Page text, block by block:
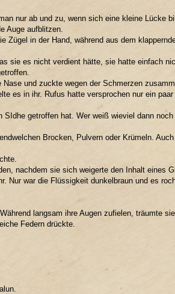
nur ab und zu, wenn sich eine kleine Lücke
Auge aufblitzen.
Zügel in der Hand, während aus dem
sie es nicht verdient hätte, sie hatte einfach
und zuckte wegen der Schmerzen
es in ihr. Rufus hatte versprochen nur ein
getroffen hat. Wer weiß wieviel dann
Brocken, Pulvern oder Krümeln.
nachdem sie sich weigerte den Inhalt eines
Nur war die Flüssigkeit dunkelbraun und es
langsam ihre Augen zufielen, träumte
Federn drückte.